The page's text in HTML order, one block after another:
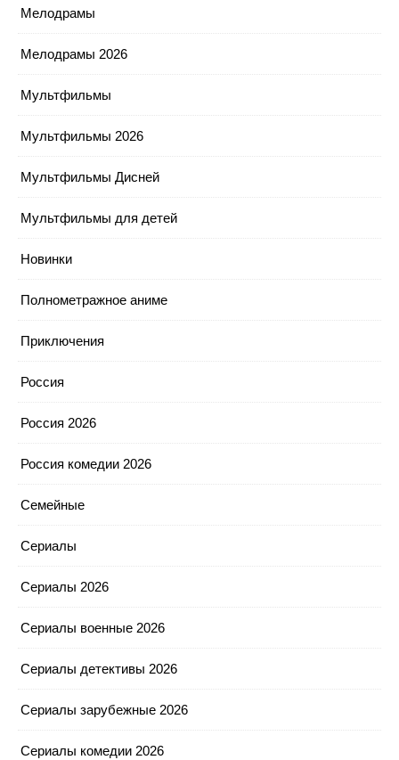
Мелодрамы
Мелодрамы 2026
Мультфильмы
Мультфильмы 2026
Мультфильмы Дисней
Мультфильмы для детей
Новинки
Полнометражное аниме
Приключения
Россия
Россия 2026
Россия комедии 2026
Семейные
Сериалы
Сериалы 2026
Сериалы военные 2026
Сериалы детективы 2026
Сериалы зарубежные 2026
Сериалы комедии 2026